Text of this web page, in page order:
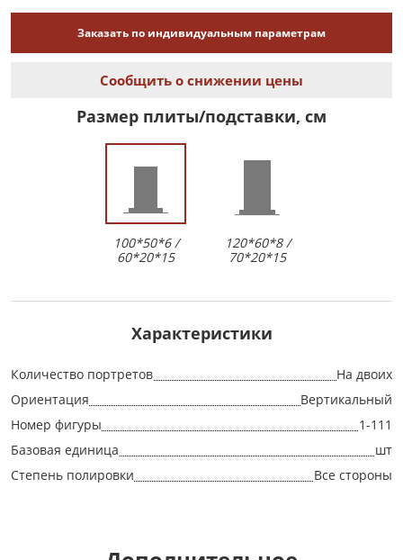
Заказать по индивидуальным параметрам
Сообщить о снижении цены
Размер плиты/подставки, см
100*50*6 /
60*20*15
120*60*8 /
70*20*15
Характеристики
Количество портретов
На двоих
Ориентация
Вертикальный
Номер фигуры
1-111
Базовая единица
шт
Степень полировки
Все стороны